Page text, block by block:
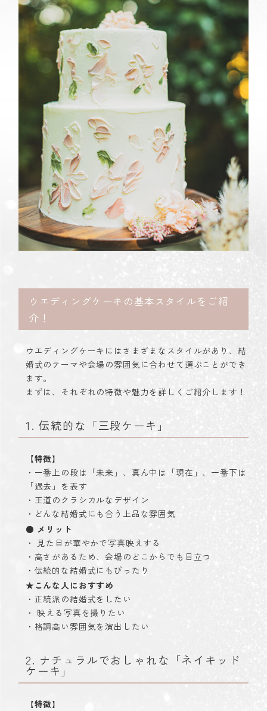
ウ エディングケーキの基本スタイルをご紹
介！
ウエディングケーキにはさまざまなスタイルがあり、結
婚式のテーマや会場の雰囲気に合わせて選ぶことができ
ます。
まずは、それぞれの特徴や魅力を詳しくご紹介します！
1. 伝統的な「三段ケーキ」
【特徴】
・一番上の段は「未来」、真ん中は「現在」、一番下は
「過去」を表す
・王道のクラシカルなデザイン
・どんな結婚式にも合う上品な雰囲気
● メリット
・ 見た目が華やかで写真映えする
・高さがあるため、会場のどこからでも目立つ
・伝統的な結婚式にもぴったり
★こんな人におすすめ
・正統派の結婚式をしたい
・ 映える写真を撮りたい
・格調高い雰囲気を演出したい
2. ナチュラルでおしゃれな「ネイキッド
ケーキ」
【特徴】